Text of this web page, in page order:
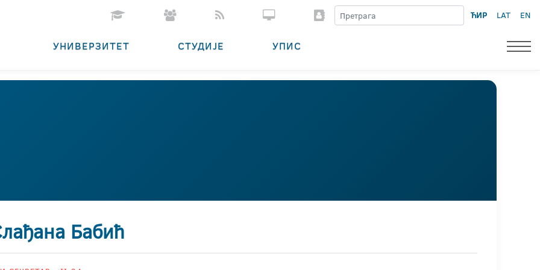
ЋИР LAT EN
УНИВЕРЗИТЕТ СТУДИЈЕ УПИС
Бабић